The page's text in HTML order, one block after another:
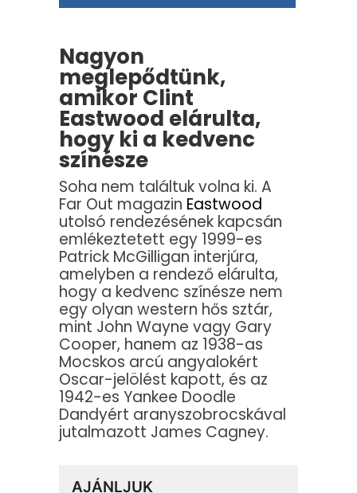
Nagyon
meglepődtünk,
amikor Clint
Eastwood elárulta,
hogy ki a kedvenc
színésze
Soha nem találtuk volna ki. A
Far Out magazin Eastwood
utolsó rendezésének kapcsán
emlékeztetett egy 1999-es
Patrick McGilligan interjúra,
amelyben a rendező elárulta,
hogy a kedvenc színésze nem
egy olyan western hős sztár,
mint John Wayne vagy Gary
Cooper, hanem az 1938-as
Mocskos arcú angyalokért
Oscar-jelölést kapott, és az
1942-es Yankee Doodle
Dandyért aranyszobrocskával
jutalmazott James Cagney.